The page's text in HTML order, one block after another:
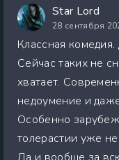
Star Lord
28 сентября
Классная
Сейчас таких не
хватает.
недоумение и
Особенно
толерастии уже